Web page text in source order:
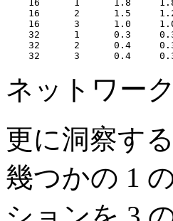
16      1      1.8
16      2      1.5
16      3      1.0
32      1      0.3
32      2      0.4
ネットワー
更に洞察す
幾つかの 1